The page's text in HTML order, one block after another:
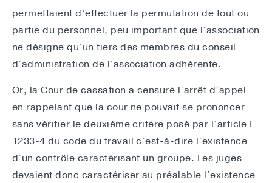
permettaient d’effectuer la permutation de tout ou
partie du personnel, peu important que l’association
ne désigne qu’un tiers des membres du conseil
d’administration de l’association adhérente.
Or, la Cour de cassation a censuré l’arrêt d’appel
en rappelant que la cour ne pouvait se prononcer
sans vérifier le deuxième critère posé par l’article L
1233-4 du code du travail c’est-à-dire l’existence
d’un contrôle caractérisant un groupe. Les juges
devaient donc caractériser au préalable l’existence